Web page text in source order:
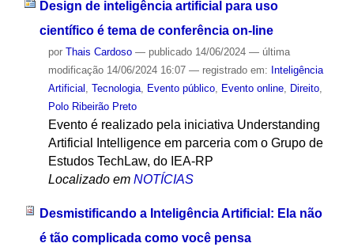
Design de inteligência artificial para uso
científico é tema de conferência on-line
por Thais Cardoso — publicado14/06/2024 — última
modificação14/06/2024 16:07 — registrado em: Inteligência
Artificial
Tecnologia, Evento público, Evento online, Direito,
Polo Ribeirão Preto
Evento é realizado pela iniciativa Understanding
Artificial Intelligence em parceria com o Grupo de
Estudos TechLaw, do IEA-RP
Localizado em NOTÍCIAS
Desmistificando a Inteligência Artificial: Ela não
é tão complicada como você pensa